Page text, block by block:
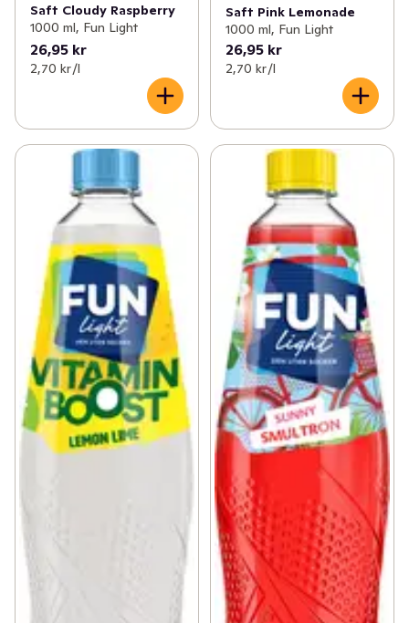
Saft Cloudy Raspberry
1000 ml, Fun Light
26,95 kr
2,70 kr /l
Saft Pink Lemonade
1000 ml, Fun Light
26,95 kr
2,70 kr /l